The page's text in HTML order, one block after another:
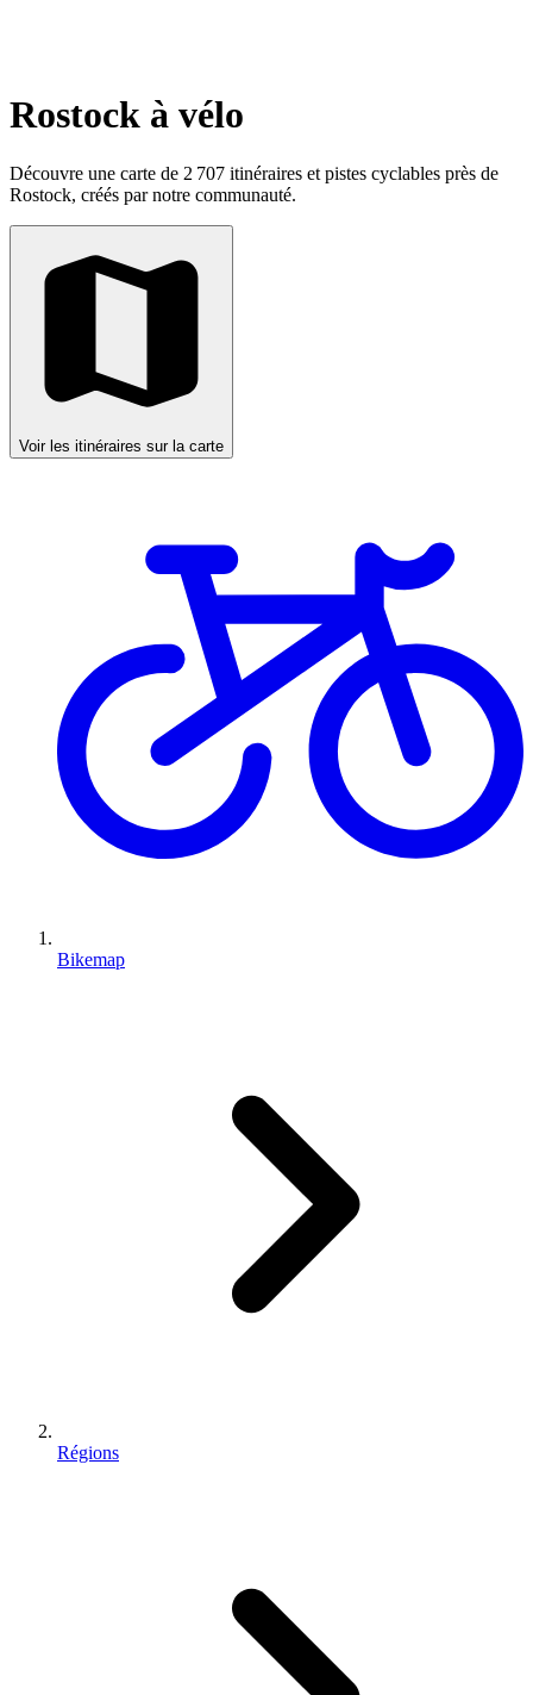
Rostock à vélo
Découvre une carte de 2 707 itinéraires et pistes cyclables près de
Rostock, créés par notre communauté.
Voir les itinéraires sur la carte
Bikemap
Régions